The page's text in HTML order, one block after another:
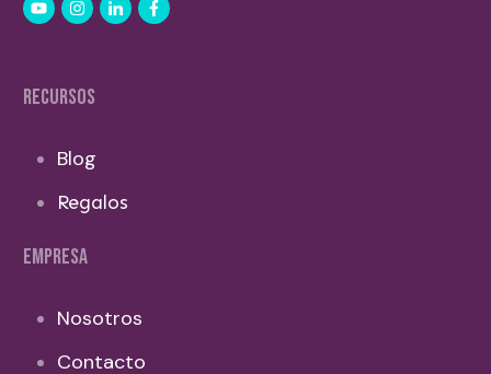
RECURSOS
Blog
Regalos
EMPRESA
Nosotros
Contacto